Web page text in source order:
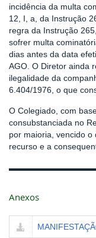
incidência da multa
12, I, a, da Instrução
regra da Instrução
sofrer multa
dias antes da data
AGO. O Diretor ainda
ilegalidade da
6.404/1976, o que
O Colegiado, com
consubstanciada no
por maioria, vencido
recurso e a
Anexos